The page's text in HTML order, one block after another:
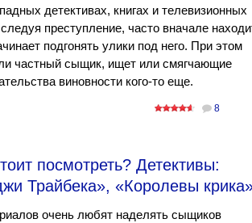
детективах, книгах и телевизионных
преступление, часто вначале
подгонять улики под него. При этом
частный сыщик, ищет или смягчающие
виновности кого-то еще.
8
посмотреть? Детективы:
Трайбека», «Королевы
очень любят наделять сыщиков